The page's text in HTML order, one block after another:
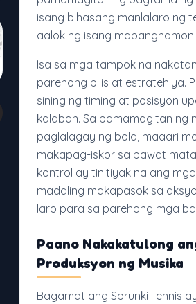
isang bihasang manlalaro ng
aalok ng isang
Isa sa mga tampok na
parehong bilis at estratehiya.
sining ng timing at posisyon
kalaban. Sa pamamagitan
paglalagay ng bola, maaari
makapag-iskor sa bawat
kontrol ay tinitiyak na ang
madaling makapasok sa
laro para sa parehong mga
Paano Nakakatulong
Produksyon ng Musika
Bagamat ang Sprunki Tennis